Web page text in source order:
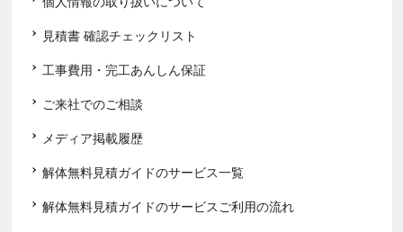
見積書 確認チェックリスト
工事費用・完工あんしん保証
ご来社でのご相談
メディア掲載履歴
解体無料見積ガイドのサービス一覧
解体無料見積ガイドのサービスご利用の流れ